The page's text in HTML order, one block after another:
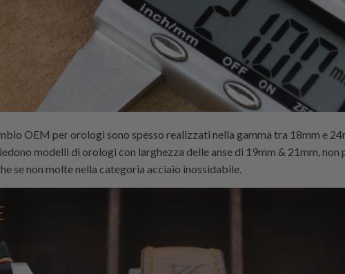
OEM per orologi sono spesso realizzati nella gamma tra 18mm e
modelli di orologi con larghezza delle anse di 19mm & 21mm, non
se non molte nella categoria acciaio inossidabile.